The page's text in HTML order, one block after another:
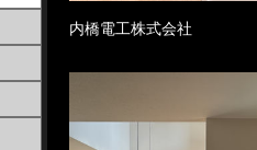
内橋電工株式会社